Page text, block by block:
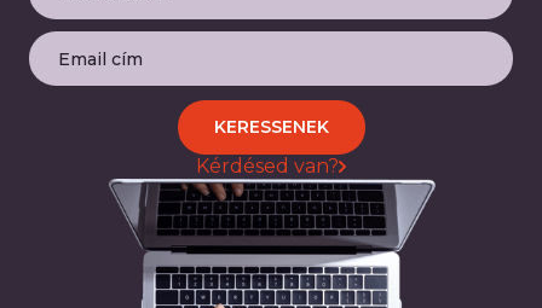
Kérdésed van?
KERESSENEK